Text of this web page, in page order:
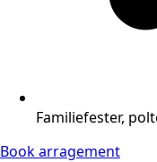
Familiefester,
Book arragement